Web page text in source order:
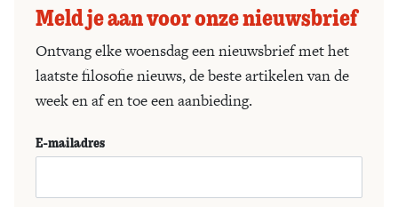
Meld je aan voor onze nieuwsbrief
Ontvang elke woensdag een nieuwsbrief met het
laatste filosofie nieuws, de beste artikelen van de
week en af en toe een aanbieding.
E-mailadres